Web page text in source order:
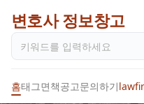
변호사 정보창고
홈태그면책공고문의하기